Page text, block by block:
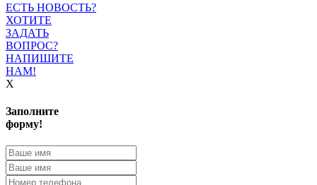
ЕСТЬ НОВОСТЬ?
ХОТИТЕ
ЗАДАТЬ
ВОПРОС?
НАПИШИТЕ
НАМ!
X
Заполните
форму!